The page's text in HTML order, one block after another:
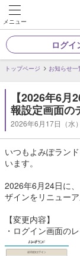
メニュー
ログイ
トップページ お知らせ一
【2026年6
報設定画面の
2026年6月17日（水
いつもよみぽラン
います。
2026年6月24日に
ザインをリニューア
【変更内容】
・ログイン画面の